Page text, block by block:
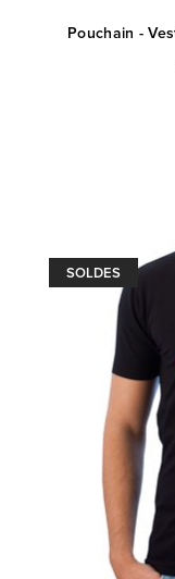
Pouchain -
SOLDES